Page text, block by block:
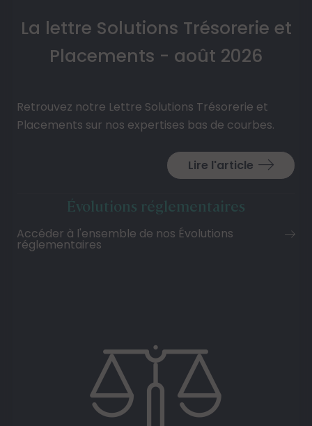
La lettre Solutions Trésorerie et
Placements - août 2026
Retrouvez notre Lettre Solutions Trésorerie et
Placements sur nos expertises bas de courbes.
Lire l'article
Évolutions réglementaires
Accéder à l'ensemble de nos Évolutions
réglementaires